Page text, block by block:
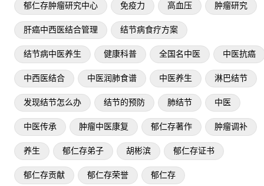
郁仁存肿瘤研究中心 免疫力 高血压 肿瘤研究
肝癌中西医结合管理 结节病食疗方案
结节病中医养生 健康科普 全国名中医 中医抗癌
中西医结合 中医润肺食谱 中医养生 淋巴结节
发现结节怎么办 结节的预防 肺结节 中医
中医传承 肿瘤中医康复 郁仁存著作 肿瘤调补
养生 郁仁存弟子 胡彬滨 郁仁存证书
郁仁存贡献 郁仁存荣誉 郁仁存